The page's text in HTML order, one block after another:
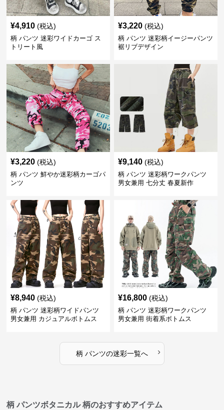
¥4,910 (税込)
柄 パンツ 迷彩ワイドカーゴ ス
トリート風
¥3,220 (税込)
柄 パンツ 迷彩柄イージーパンツ
裾リブデザイン
¥3,220 (税込)
柄 パンツ 鮮やか迷彩柄カーゴパ
ンツ
¥9,140 (税込)
柄 パンツ 迷彩柄ワークパンツ
男女兼用 七分丈 春夏新作
¥8,940 (税込)
柄 パンツ 迷彩柄ワイドパンツ
男女兼用 カジュアルボトムス
¥16,800 (税込)
柄 パンツ 迷彩柄ワークパンツ
男女兼用 街着系ボトムス
柄 パンツの迷彩一覧へ ›
柄 パンツボタニカル 柄のおすすめアイテム